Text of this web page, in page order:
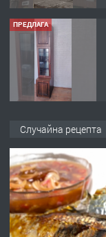
ПРЕДЛАГА
ПРЕДЛАГА
Случайна рецепта